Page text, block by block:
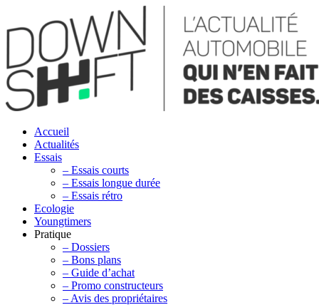
Accueil
Actualités
Essais
– Essais courts
– Essais longue durée
– Essais rétro
Ecologie
Youngtimers
Pratique
– Dossiers
– Bons plans
– Guide d’achat
– Promo constructeurs
– Avis des propriétaires